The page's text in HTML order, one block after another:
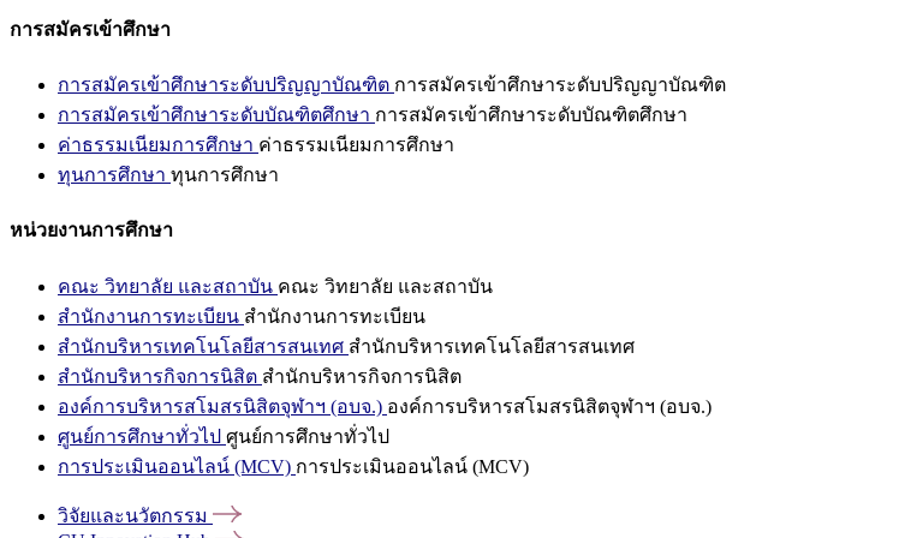
การสมัครเข้าศึกษา
การสมัครเข้าศึกษาระดับปริญญาบัณฑิต การสมัครเข้าศึกษาระดับปริญญาบัณฑิต
การสมัครเข้าศึกษาระดับบัณฑิตศึกษา การสมัครเข้าศึกษาระดับบัณฑิตศึกษา
ค่าธรรมเนียมการศึกษา ค่าธรรมเนียมการศึกษา
ทุนการศึกษา ทุนการศึกษา
หน่วยงานการศึกษา
คณะ วิทยาลัย และสถาบัน คณะ วิทยาลัย และสถาบัน
สำนักงานการทะเบียน สำนักงานการทะเบียน
สำนักบริหารเทคโนโลยีสารสนเทศ สำนักบริหารเทคโนโลยีสารสนเทศ
สำนักบริหารกิจการนิสิต สำนักบริหารกิจการนิสิต
องค์การบริหารสโมสรนิสิตจุฬาฯ (อบจ.) องค์การบริหารสโมสรนิสิตจุฬาฯ (อบจ.)
ศูนย์การศึกษาทั่วไป ศูนย์การศึกษาทั่วไป
การประเมินออนไลน์ (MCV) การประเมินออนไลน์ (MCV)
วิจัยและนวัตกรรม